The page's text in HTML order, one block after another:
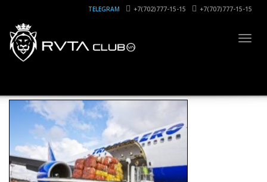
TELEGRAM +7(702)777-15-15 +7(707)777-15-15